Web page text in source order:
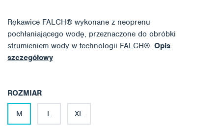
Rękawice FALCH® wykonane z neoprenu
pochłaniającego wodę, przeznaczone do obróbki
strumieniem wody w technologii FALCH®. Opis
szczegółowy
ROZMIAR
M L XL